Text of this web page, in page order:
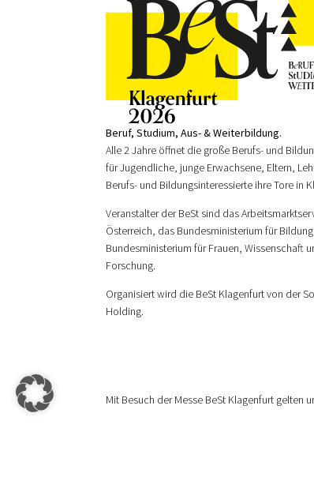
Beruf, Studium, Aus- & Weiterbildung.
Alle 2 Jahre öffnet die große Berufs- und
für Jugendliche, junge Erwachsene, Eltern,
Berufs- und Bildungsinteressierte ihre Tore in
Veranstalter der BeSt sind das
Österreich, das Bundesministerium für
Bundesministerium für Frauen, Wissenschaft
Forschung.
Organisiert wird die BeSt Klagenfurt von der
Holding.
Mit Besuch der Messe BeSt Klagenfurt gelten